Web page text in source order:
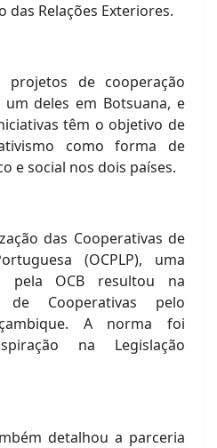
Relações Exteriores.
projetos de cooperação
um deles em Botsuana, e
têm o objetivo de
como forma de
e social nos dois países.
das Cooperativas de
(OCPLP), uma
pela OCB resultou na
Cooperativas pelo
A norma foi
na Legislação
detalhou a parceria